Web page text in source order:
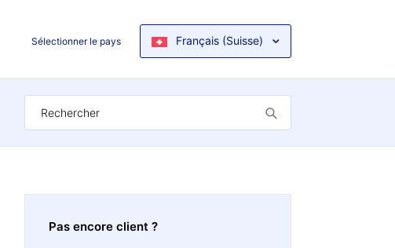
Sélectionner le pays Français (Suisse)
Pas encore client ?